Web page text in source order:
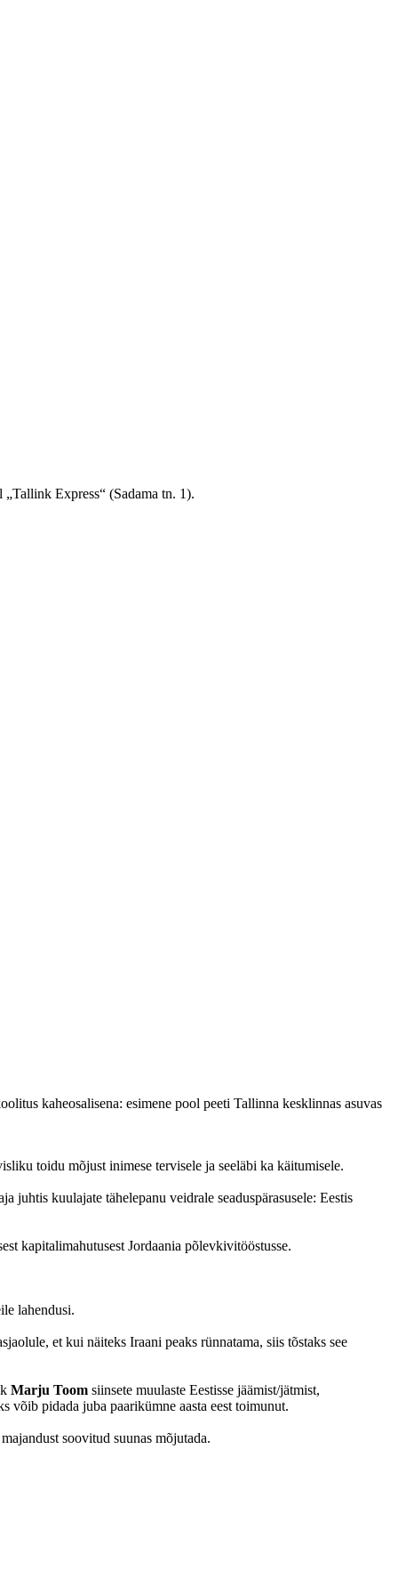
Express“ (Sadama tn. 1).
kaheosalisena: esimene pool peeti Tallinna kesklinnas asuvas
toidu mõjust inimese tervisele ja seeläbi ka käitumisele.
juhtis kuulajate tähelepanu veidrale seaduspärasusele: Eestis
kapitalimahutusest Jordaania põlevkivitööstusse.
lahendusi.
et kui näiteks Iraani peaks rünnatama, siis tõstaks see
Marju Toom siinsete muulaste Eestisse jäämist/jätmist,
võib pidada juba paarikümne aasta eest toimunut.
soovitud suunas mõjutada.